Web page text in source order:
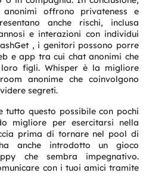
offrono privateness e
anche rischi, inclusa
e interazioni con individui
, i genitori possono porre
e app tra cui chat anonimi che
figli. Whisper è la migliore
anonime che coinvolgono
segreti.
questo possibile con pochi
migliore per esercitarsi nella
prima di tornare nel pool di
ha anche introdotto un gioco
che sembra impegnativo.
con i tuoi amici tramite